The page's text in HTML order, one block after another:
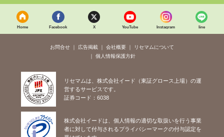
Home Facebook X YouTube Instagram line
お問合せ 広告掲載 会社概要
リセマムについて
個人情報保護方針
リセマムは、株式会社イード（東証グロース上場）の運
営するサービスです。
証券コード：6038
株式会社イードは、個人情報の適切な取扱いを行う事業
者に対して付与されるプライバシーマークの付与認定を